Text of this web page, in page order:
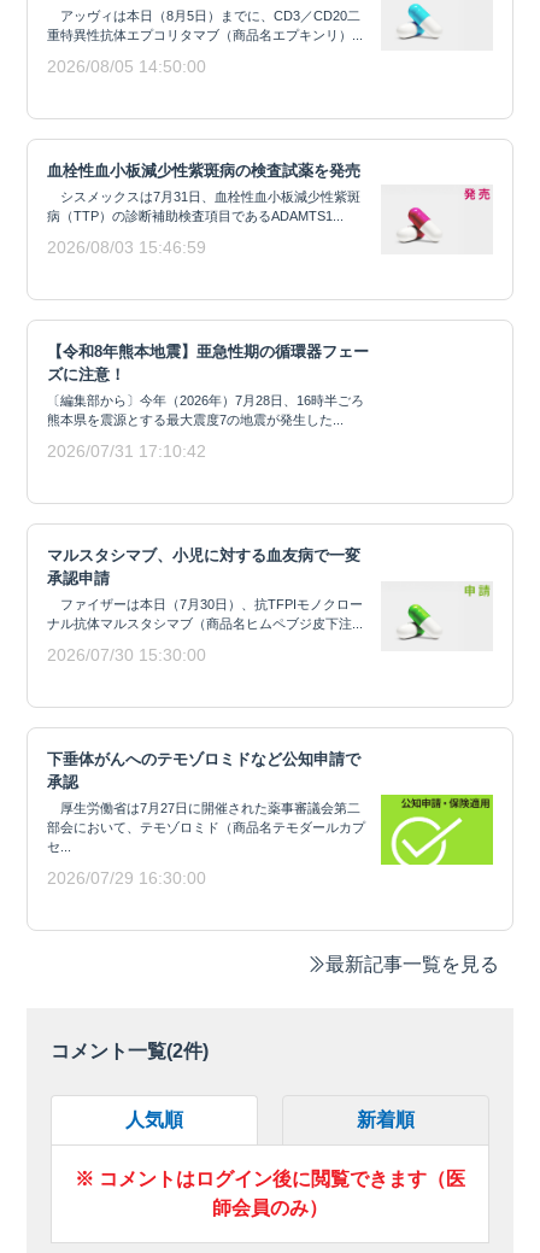
アッヴィは本日（8月5日）までに、CD3／CD20二
重特異性抗体エプコリタマブ（商品名エプキンリ）...
2026/08/05 14:50:00
血栓性血小板減少性紫斑病の検査試薬を発売
シスメックスは7月31日、血栓性血小板減少性紫斑
病（TTP）の診断補助検査項目であるADAMTS1...
2026/08/03 15:46:59
【令和8年熊本地震】亜急性期の循環器フェー
ズに注意！
〔編集部から〕今年（2026年）7月28日、16時半ごろ
熊本県を震源とする最大震度7の地震が発生した...
2026/07/31 17:10:42
マルスタシマブ、小児に対する血友病で一変
承認申請
ファイザーは本日（7月30日）、抗TFPIモノクロー
ナル抗体マルスタシマブ（商品名ヒムペブジ皮下注...
2026/07/30 15:30:00
下垂体がんへのテモゾロミドなど公知申請で
承認
厚生労働省は7月27日に開催された薬事審議会第二
部会において、テモゾロミド（商品名テモダールカプ
セ...
2026/07/29 16:30:00
最新記事一覧を見る
コメント一覧(2件)
人気順 新着順
※ コメントはログイン後に閲覧できます（医
師会員のみ）